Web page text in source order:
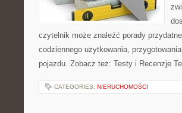
czytelnik może znaleźć porady
codziennego użytkowania,
pojazdu. Zobacz też: Testy i Recenzje
CATEGORIES: NIERUCHOMOŚCI